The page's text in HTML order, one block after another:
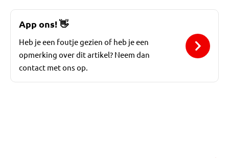
App ons!👋
Heb je een foutje gezien of heb je een
opmerking over dit artikel? Neem dan
contact met ons op.